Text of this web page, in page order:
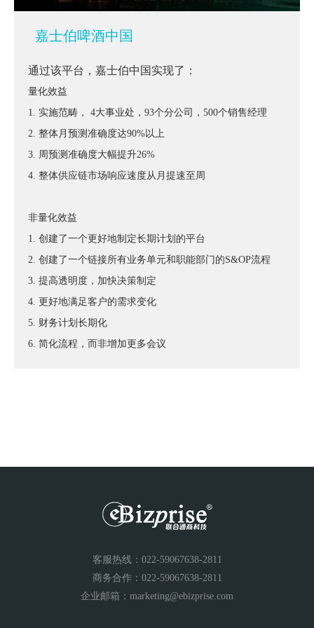
嘉士伯啤酒中国
通过该平台，嘉士伯中国实现了：
量化效益
1. 实施范畴， 4大事业处，93个分公司，500个销售经理
2. 整体月预测准确度达90%以上
3. 周预测准确度大幅提升26%
4. 整体供应链市场响应速度从月提速至周
非量化效益
1. 创建了一个更好地制定长期计划的平台
2. 创建了一个链接所有业务单元和职能部门的S&OP流程
3. 提高透明度，加快决策制定
4. 更好地满足客户的需求变化
5. 财务计划长期化
6. 简化流程，而非增加更多会议
客服热线：022-59067638-2811
商务合作：022-59067638-2811
企业邮箱：marketing@ebizprise.com